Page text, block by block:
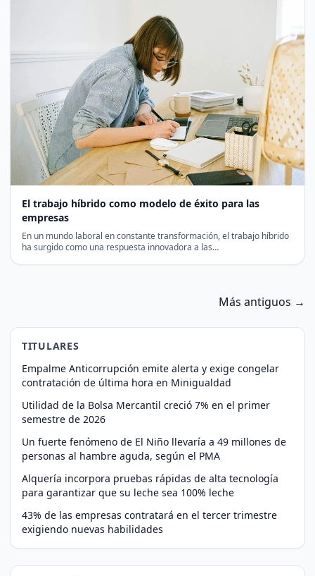
El trabajo híbrido como modelo de éxito para las
empresas
En un mundo laboral en constante transformación, el trabajo híbrido
ha surgido como una respuesta innovadora a las…
Más antiguos →
TITULARES
Empalme Anticorrupción emite alerta y exige congelar
contratación de última hora en Minigualdad
Utilidad de la Bolsa Mercantil creció 7% en el primer
semestre de 2026
Un fuerte fenómeno de El Niño llevaría a 49 millones de
personas al hambre aguda, según el PMA
Alquería incorpora pruebas rápidas de alta tecnología
para garantizar que su leche sea 100% leche
43% de las empresas contratará en el tercer trimestre
exigiendo nuevas habilidades